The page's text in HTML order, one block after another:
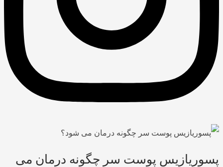
پسوریازیس پوست سر چگونه درمان می